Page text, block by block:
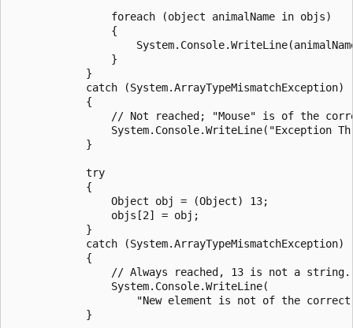
                foreach (object animalName in objs)
                {
                }
            }
            catch (System.ArrayTypeMismatchException)
            {
// Not reached; "Mouse" is of the
System.Console.WriteLine("Exception
            }
            try
            {
                Object obj = (Object) 13;
                objs[2] = obj;
            }
            catch (System.ArrayTypeMismatchException)
            {
                // Always reached, 13 is not a string.
                System.Console.WriteLine(
"New element is not of the
            }